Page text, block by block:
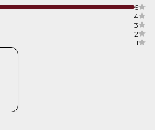
5
4
3
2
1